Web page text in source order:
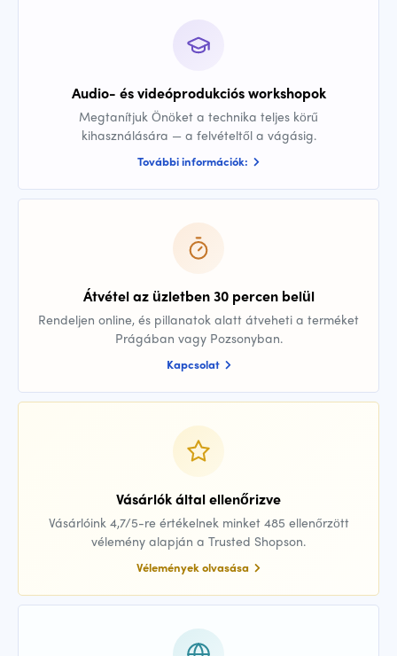
Audio- és videóprodukciós workshopok
Megtanítjuk Önöket a technika teljes körű
kihasználására — a felvételtől a vágásig.
További információk:
Átvétel az üzletben 30 percen belül
Rendeljen online, és pillanatok alatt átveheti a terméket
Prágában vagy Pozsonyban.
Kapcsolat
Vásárlók által ellenőrizve
Vásárlóink 4,7/5-re értékelnek minket 485 ellenőrzött
vélemény alapján a Trusted Shopson.
Vélemények olvasása